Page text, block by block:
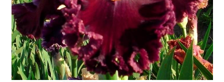
Регистрация